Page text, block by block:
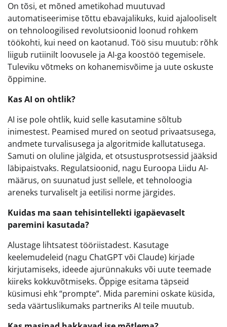
On tõsi, et mõned ametikohad muutuvad
automatiseerimise tõttu ebavajalikuks, kuid ajalooliselt
on tehnoloogilised revolutsioonid loonud rohkem
töökohti, kui need on kaotanud. Töö sisu muutub: rõhk
liigub rutiinilt loovusele ja AI-ga koostöö tegemisele.
Tuleviku võtmeks on kohanemisvõime ja uute oskuste
õppimine.
Kas AI on ohtlik?
AI ise pole ohtlik, kuid selle kasutamine sõltub
inimestest. Peamised mured on seotud privaatsusega,
andmete turvalisusega ja algoritmide kallutatusega.
Samuti on oluline jälgida, et otsustusprotsessid jääksid
läbipaistvaks. Regulatsioonid, nagu Euroopa Liidu AI-
määrus, on suunatud just sellele, et tehnoloogia
areneks turvaliselt ja eetilisi norme järgides.
Kuidas ma saan tehisintellekti igapäevaselt
paremini kasutada?
Alustage lihtsatest tööriistadest. Kasutage
keelemudeleid (nagu ChatGPT või Claude) kirjade
kirjutamiseks, ideede ajurünnakuks või uute teemade
kiireks kokkuvõtmiseks. Õppige esitama täpseid
küsimusi ehk “prompte”. Mida paremini oskate küsida,
seda väärtuslikumaks partneriks AI teile muutub.